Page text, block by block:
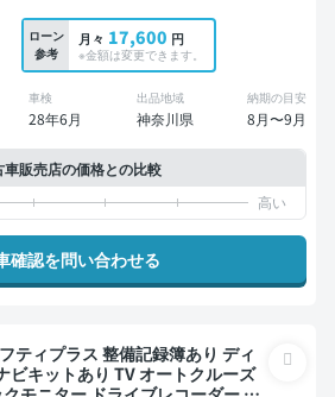
ローン
参考
月々 17,600 円
※金額は変更できます。
車検
28年6月
出品地域
神奈川県
納期の目安
8月〜9月
車販売店の価格との比較
確認を問い合わせる
備記録簿あり ディ
ビキットあり TV オートクルーズ